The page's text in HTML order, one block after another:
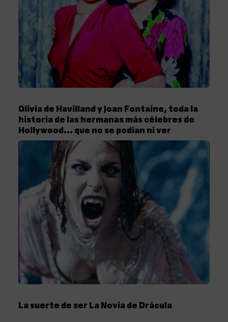
Olivia de Havilland y Joan Fontaine, toda la
historia de las hermanas más célebres de
Hollywood… que no se podían ni ver
La suerte de ser La Novia de Drácula